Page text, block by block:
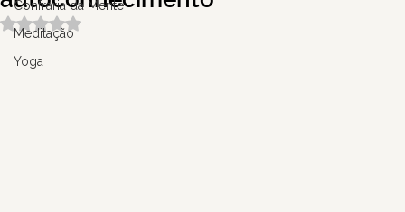
Confraria da Mente
Meditação
Yoga
Avaliado com NaN de 5 estrelas.